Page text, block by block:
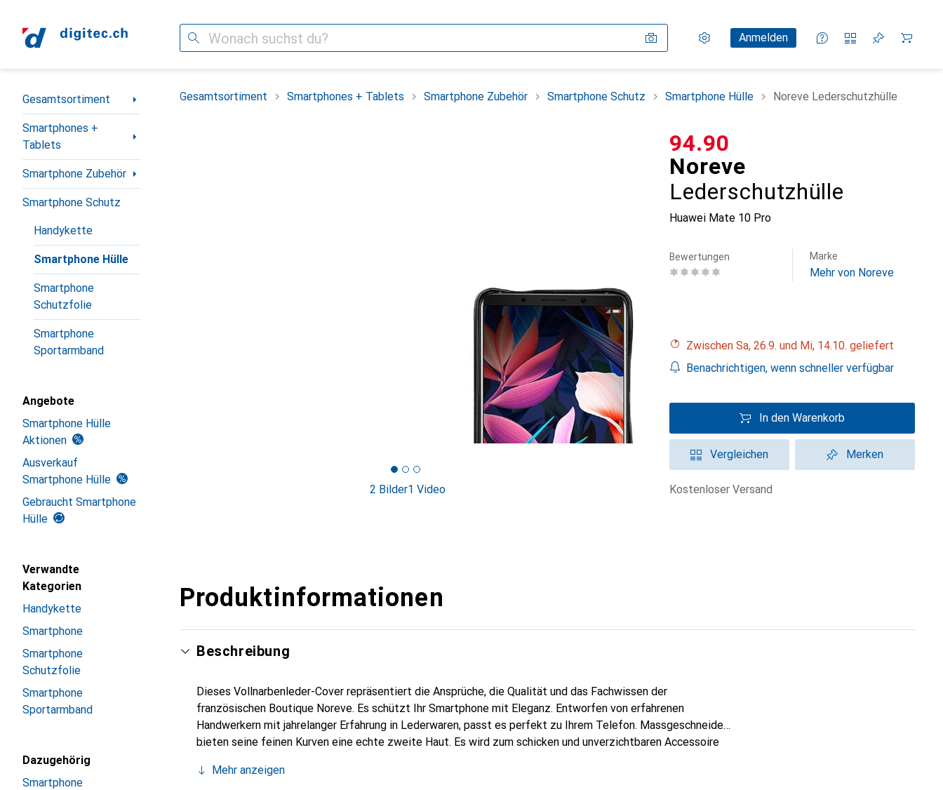
Suche Einstellungen
KundenkontoAnmelden
Vergleichslisten
Merklisten
Warenkorb
Navigation nach Kategorien
Gesamtsortiment
Smartphones +
Tablets
Smartphone Zubehör
Smartphone Schutz
Handykette
Smartphone Hülle
Smartphone
Schutzfolie
Smartphone
Sportarmband
Angebote
Smartphone Hülle
Aktionen
Ausverkauf
Smartphone Hülle
Gebraucht Smartphone
Hülle
Verwandte
Kategorien
Handykette
Smartphone
Smartphone
Schutzfolie
Smartphone
Sportarmband
Dazugehörig
Smartphone
Gesamtsortiment Smartphones + Tablets Smartphone Zubehör Smartphone Schutz Smartphone Hülle Noreve Lederschutzhülle
2 Bilder1 Video
Noreve
Lederschutzhülle
Huawei Mate 10 Pro
CHF
94.90
Bewertungen Marke
Mehr von Noreve
Zwischen Sa, 26.9. und Mi, 14.10. geliefert
Benachrichtigen, wenn schneller verfügbar
In den Warenkorb
Vergleichen Merken
kostenloser Versand
Produktinformationen
Beschreibung
Dieses Vollnarbenleder-Cover repräsentiert die Ansprüche, die Qualität und das Fachwissen der
französischen Boutique Noreve. Es schützt Ihr Smartphone mit Eleganz. Entworfen von erfahrenen
Handwerkern mit jahrelanger Erfahrung in Lederwaren, passt es perfekt zu Ihrem Telefon. Massgeschneidert
bieten seine feinen Kurven eine echte zweite Haut. Es wird zum schicken und unverzichtbaren Accessoire
zuverlässige Wahl für eine anspruchsvolle Kundschaft.
Mehr anzeigen